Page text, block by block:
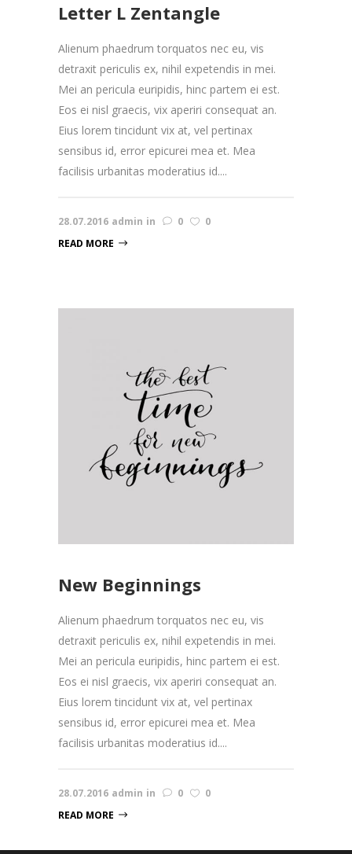
Letter L Zentangle
Alienum phaedrum torquatos nec eu, vis
detraxit periculis ex, nihil expetendis in mei.
Mei an pericula euripidis, hinc partem ei est.
Eos ei nisl graecis, vix aperiri consequat an.
Eius lorem tincidunt vix at, vel pertinax
sensibus id, error epicurei mea et. Mea
facilisis urbanitas moderatius id....
28.07.2016 admin in 0
0
READ MORE
New Beginnings
Alienum phaedrum torquatos nec eu, vis
detraxit periculis ex, nihil expetendis in mei.
Mei an pericula euripidis, hinc partem ei est.
Eos ei nisl graecis, vix aperiri consequat an.
Eius lorem tincidunt vix at, vel pertinax
sensibus id, error epicurei mea et. Mea
facilisis urbanitas moderatius id....
28.07.2016 admin in 0
0
READ MORE